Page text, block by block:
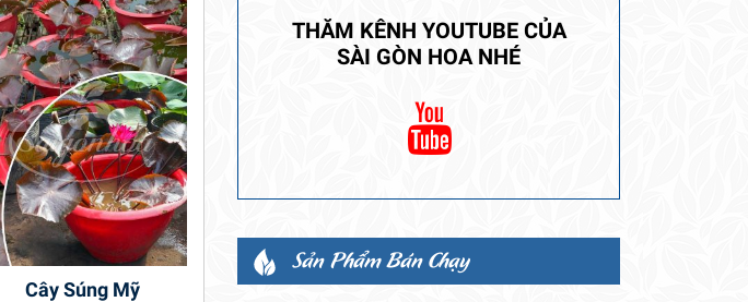
Cây Súng Mỹ
THĂM KÊNH YOUTUBE CỦA
SÀI GÒN HOA NHÉ
Sản Phẩm Bán Chạy